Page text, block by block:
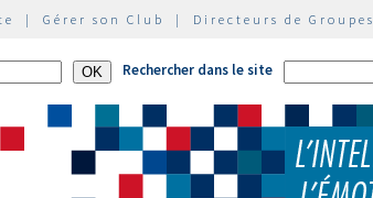
| Gérer son Club | Directeurs de Groupes
Rechercher dans le site